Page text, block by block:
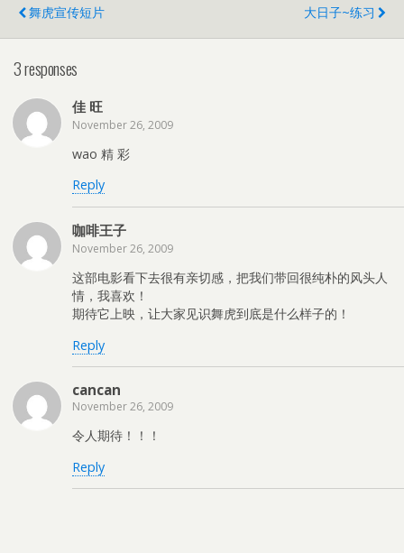
舞虎宣传短片
大日子~练习
3 responses
佳 旺
November 26, 2009
wao 精 彩
Reply
咖啡王子
November 26, 2009
这部电影看下去很有亲切感，把我们带回很纯朴的风头人
情，我喜欢！
期待它上映，让大家见识舞虎到底是什么样子的！
Reply
cancan
November 26, 2009
令人期待！！！
Reply